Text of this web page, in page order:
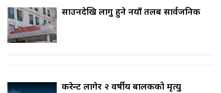
साउनदेखि लागु हुने नयाँ तलब सार्वजनिक
करेन्ट लागेर २ वर्षीय बालकको मृत्यु